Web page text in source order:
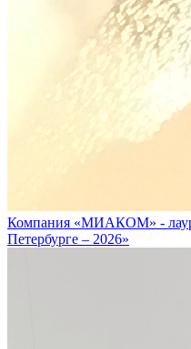
Компания «МИАКОМ» -
Петербурге – 2026»